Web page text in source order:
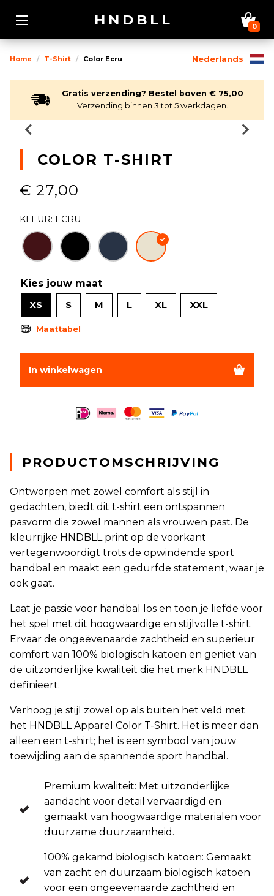
HNDBLL 0
Nederlands
Home T-Shirt Color Ecru
Gratis verzending? Bestel boven € 75,00
Verzending binnen 3 tot 5 werkdagen.
COLOR T-SHIRT
€ 27,00
KLEUR: ECRU
Kies jouw maat
XS S M L XL XXL
Maattabel
In winkelwagen
PRODUCTOMSCHRIJVING
Ontworpen met zowel comfort als stijl in
gedachten, biedt dit t-shirt een ontspannen
pasvorm die zowel mannen als vrouwen past. De
kleurrijke HNDBLL print op de voorkant
vertegenwoordigt trots de opwindende sport
handbal en maakt een gedurfde statement, waar je
ook gaat.
Laat je passie voor handbal los en toon je liefde voor
het spel met dit hoogwaardige en stijlvolle t-shirt.
Ervaar de ongeëvenaarde zachtheid en superieur
comfort van 100% biologisch katoen en geniet van
de uitzonderlijke kwaliteit die het merk HNDBLL
definieert.
Verhoog je stijl zowel op als buiten het veld met
het HNDBLL Apparel Color T-Shirt. Het is meer dan
alleen een t-shirt; het is een symbool van jouw
toewijding aan de spannende sport handbal.
Premium kwaliteit: Met uitzonderlijke
aandacht voor detail vervaardigd en
gemaakt van hoogwaardige materialen voor
duurzame duurzaamheid.
100% gekamd biologisch katoen: Gemaakt
van zacht en duurzaam biologisch katoen
voor een ongeëvenaarde zachtheid en